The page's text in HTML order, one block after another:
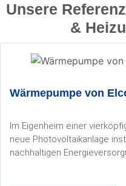
Unsere
&
Wärmepumpe von
Im Eigenheim einer
neue Photovoltaikanlage
nachhaltigen